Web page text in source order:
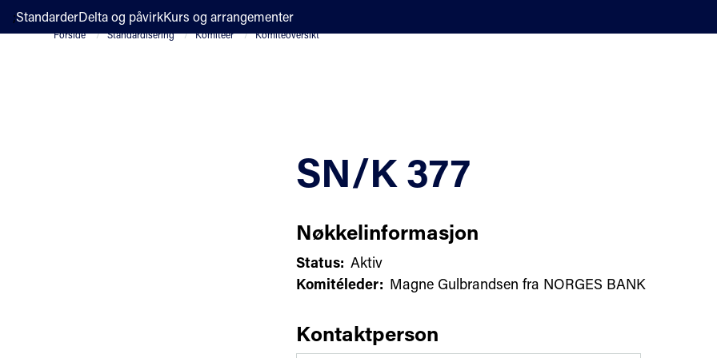
;StandarderDelta og påvirkKurs og arrangementer
Forside Standardisering Komiteer Komiteoversikt
SN/K 377
Nøkkelinformasjon
Status: Aktiv
Komitéleder: Magne Gulbrandsen fra NORGES BANK
Kontaktperson